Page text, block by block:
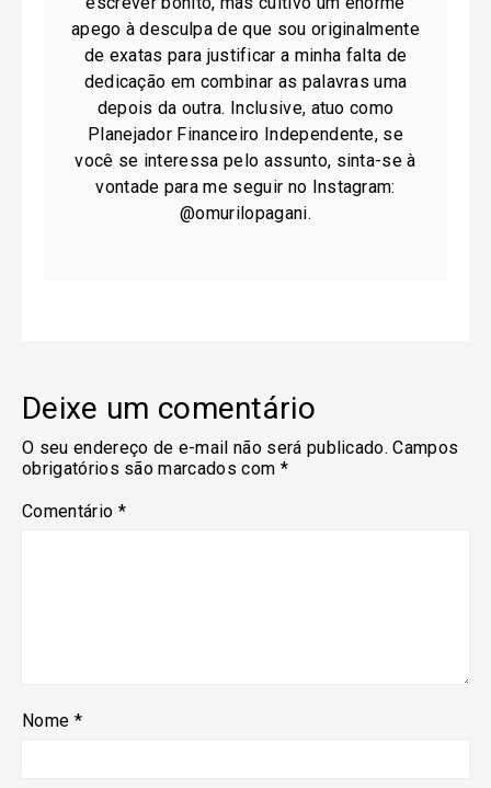
apego à desculpa de que sou originalmente
de exatas para justificar a minha falta de
dedicação em combinar as palavras uma
depois da outra. Inclusive, atuo como
Planejador Financeiro Independente, se
você se interessa pelo assunto, sinta-se à
vontade para me seguir no Instagram:
@omurilopagani.
Deixe um comentário
O seu endereço de e-mail não será publicado. Campos
obrigatórios são marcados com *
Comentário *
Nome *